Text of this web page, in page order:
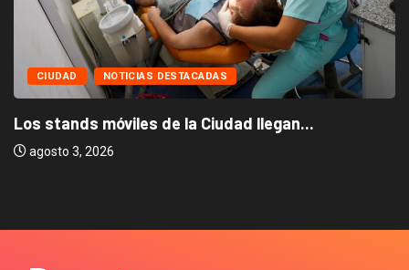
CIUDAD NOTICIAS DESTACADAS
Los stands móviles de la Ciudad llegan...
agosto 3, 2026